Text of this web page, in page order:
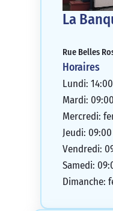
La
Rue Belles
Horaires
Lundi:
Mardi:
Mercredi:
Jeudi: 09:00
Vendredi:
Samedi:
Dimanche: